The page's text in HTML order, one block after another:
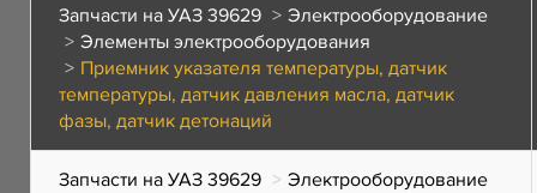
Запчасти на УАЗ 39629
Электрооборудование
Элементы электрооборудования
Приемник указателя температуры, датчик
температуры, датчик давления масла, датчик
фазы, датчик детонаций
Запчасти на УАЗ 39629
Электрооборудование